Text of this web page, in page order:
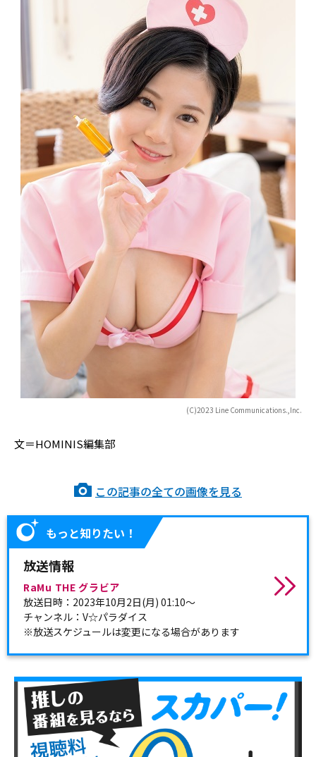
(C)2023 Line Communications.,Inc.
文＝HOMINIS編集部
この記事の全ての画像を見る
もっと知りたい！
放送情報
RaMu THE グラビア
放送日時：2023年10月2日(月) 01:10～
チャンネル：V☆パラダイス
※放送スケジュールは変更になる場合があります